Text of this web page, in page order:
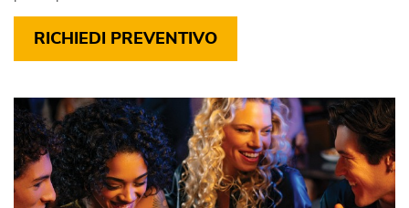
RICHIEDI PREVENTIVO